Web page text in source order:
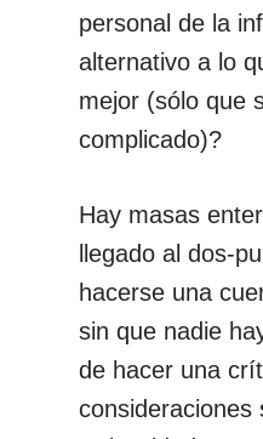
personal de la
alternativo a lo
mejor (sólo que
complicado)?
Hay masas
llegado al dos-
hacerse una
sin que nadie
de hacer una
consideraciones